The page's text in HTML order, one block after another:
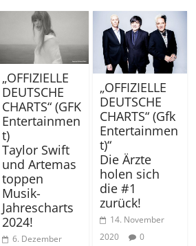
„OFFIZIELLE
DEUTSCHE
CHARTS“ (GFK
Entertainmen
t)
Taylor Swift
und Artemas
toppen
Musik-
Jahrescharts
2024!
6. Dezember
„OFFIZIELLE
DEUTSCHE
CHARTS“ (Gfk
Entertainmen
t)“
Die Ärzte
holen sich
die #1
zurück!
14. November
2020
0